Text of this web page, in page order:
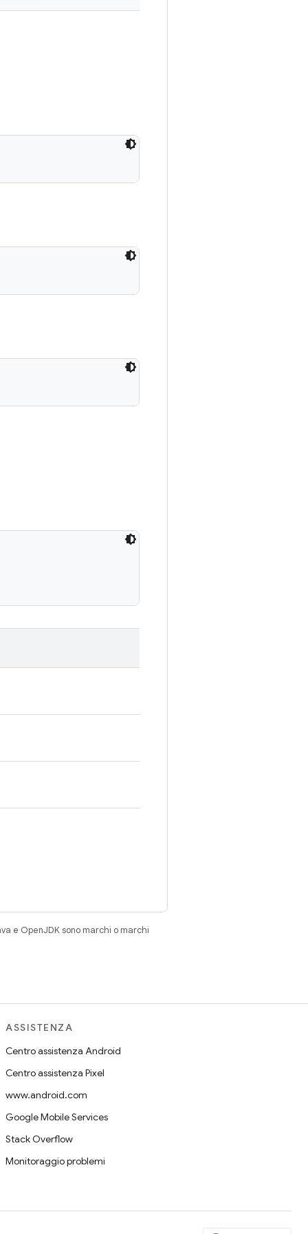
e OpenJDK sono marchi o marchi
ASSISTENZA
Centro assistenza Android
Centro assistenza Pixel
www.android.com
Google Mobile Services
Stack Overflow
Monitoraggio problemi